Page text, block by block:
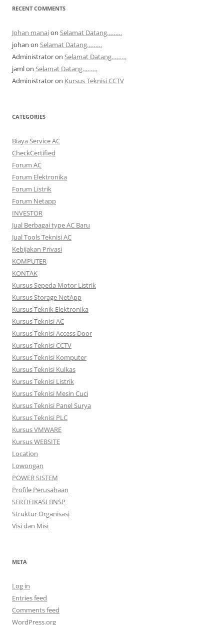
RECENT COMMENTS
Johan manaion Selamat Datang………
johan on Selamat Datang………
Administratoron Selamat Datang………
jamlon Selamat Datang………
Administratoron Kursus Teknisi CCTV
CATEGORIES
Biaya Service AC
CheckCertified
Forum AC
Forum Elektronika
Forum Listrik
Forum Netapp
INVESTOR
Jual Berbagai type AC Baru
Jual Tools Teknisi AC
Kebijakan Privasi
KOMPUTER
KONTAK
Kursus Sepeda Motor Listrik
Kursus Storage NetApp
Kursus Teknik Elektronika
Kursus Teknisi AC
Kursus Teknisi Access Door
Kursus Teknisi CCTV
Kursus Teknisi Komputer
Kursus Teknisi Kulkas
Kursus Teknisi Listrik
Kursus Teknisi Mesin Cuci
Kursus Teknisi Panel Surya
Kursus Teknisi PLC
Kursus VMWARE
Kursus WEBSITE
Location
Lowongan
POWER SISTEM
Profile Perusahaan
SERTIFIKASI BNSP
Struktur Organisasi
Visi dan Misi
META
Log in
Entries feed
Comments feed
WordPress.org